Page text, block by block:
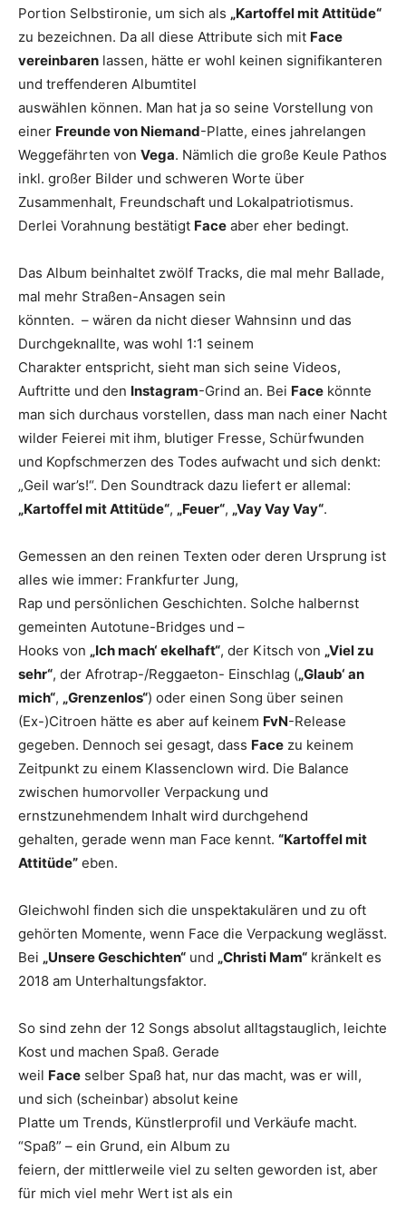
Portion Selbstironie, um sich als „Kartoffel mit Attitüde“
zu bezeichnen. Da all diese Attribute sich mit Face
vereinbaren lassen, hätte er wohl keinen signifikanteren
und treffenderen Albumtitel
auswählen können. Man hat ja so seine Vorstellung von
einer Freunde von Niemand-Platte, eines jahrelangen
Weggefährten von Vega. Nämlich die große Keule Pathos
inkl. großer Bilder und schweren Worte über
Zusammenhalt, Freundschaft und Lokalpatriotismus.
Derlei Vorahnung bestätigt Face aber eher bedingt.
Das Album beinhaltet zwölf Tracks, die mal mehr Ballade,
mal mehr Straßen-Ansagen sein
könnten. – wären da nicht dieser Wahnsinn und das
Durchgeknallte, was wohl 1:1 seinem
Charakter entspricht, sieht man sich seine Videos,
Auftritte und den Instagram-Grind an. Bei Face könnte
man sich durchaus vorstellen, dass man nach einer Nacht
wilder Feierei mit ihm, blutiger Fresse, Schürfwunden
und Kopfschmerzen des Todes aufwacht und sich denkt:
„Geil war’s!“. Den Soundtrack dazu liefert er allemal:
„Kartoffel mit Attitüde“, „Feuer“, „VayVay Vay“.
Gemessen an den reinen Texten oder deren Ursprung ist
alles wie immer: Frankfurter Jung,
Rap und persönlichen Geschichten. Solche halbernst
gemeinten Autotune-Bridges und –
Hooks von „Ich mach‘ ekelhaft“, der Kitsch von „Viel zu
sehr“, der Afrotrap-/Reggaeton- Einschlag („Glaub‘ an
mich“, „Grenzenlos“) oder einen Song über seinen
(Ex-)Citroen hätte es aber auf keinem FvN-Release
gegeben. Dennoch sei gesagt, dass Face zu keinem
Zeitpunkt zu einem Klassenclown wird. Die Balance
zwischen humorvoller Verpackung und
ernstzunehmendem Inhalt wird durchgehend
gehalten, gerade wenn man Face kennt. “Kartoffel mit
Attitüde” eben.
Gleichwohl finden sich die unspektakulären und zu oft
gehörten Momente, wenn Face die Verpackung weglässt.
Bei „Unsere Geschichten“ und „Christi Mam“ kränkelt es
2018 am Unterhaltungsfaktor.
So sind zehn der 12 Songs absolut alltagstauglich, leichte
Kost und machen Spaß. Gerade
weil Face selber Spaß hat, nur das macht, was er will,
und sich (scheinbar) absolut keine
Platte um Trends, Künstlerprofil und Verkäufe macht.
“Spaß” – ein Grund, ein Album zu
feiern, der mittlerweile viel zu selten geworden ist, aber
für mich viel mehr Wert ist als ein